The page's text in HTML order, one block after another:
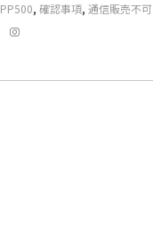
, 確認事項, 通信販売不可
メ
ア
Instagram